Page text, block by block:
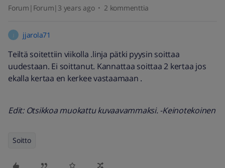
Forum|Forum|3 years ago 2 kommenttia
jjarola71
Teiltä soitettiin viikolla .linja pätki pyysin soittaa
uudestaan. Ei soittanut. Kannattaa soittaa 2 kertaa jos
ekalla kertaa en kerkee vastaamaan .
Edit: Otsikkoa muokattu kuvaavammaksi. -Keinotekoinen
Soitto